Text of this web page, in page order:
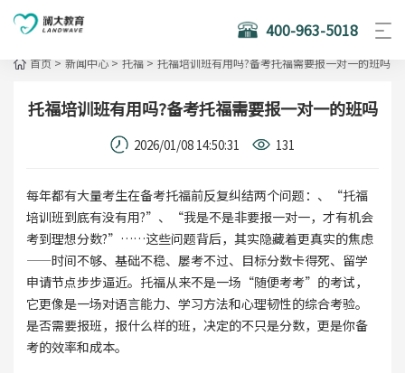
400-963-5018
首页 > 新闻中心 > 托福 > 托福培训班有用吗?备考托福需要报一对一的班吗
托福培训班有用吗?备考托福需要报一对一的班吗
2026/01/08 14:50:31 131
每年都有大量考生在备考托福前反复纠结两个问题：、“托福
培训班到底有没有用?”、“我是不是非要报一对一，才有机会
考到理想分数?”……这些问题背后，其实隐藏着更真实的焦虑
——时间不够、基础不稳、屡考不过、目标分数卡得死、留学
申请节点步步逼近。托福从来不是一场“随便考考”的考试，
它更像是一场对语言能力、学习方法和心理韧性的综合考验。
是否需要报班，报什么样的班，决定的不只是分数，更是你备
考的效率和成本。